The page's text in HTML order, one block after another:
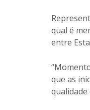
qual é
entre
que as
qualidade